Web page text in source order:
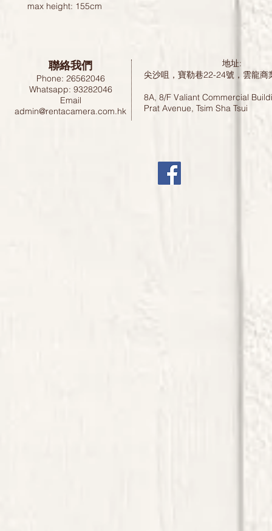
max height: 155cm
聯絡我們
Phone: 26562046
Whatsapp: 93282046
Email
admin@rentacamera.com.hk
地址:
尖沙咀，寶勒巷22-24號，雲龍
8A, 8/F Valiant Commercial
Prat Avenue, Tsim Sha Tsui